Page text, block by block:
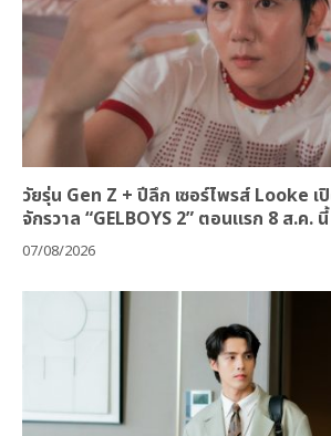
วัยรุ่น Gen Z + ปีลึก เซอร์ไพรส์ Looke เปิ
จักรวาล “GELBOYS 2” ตอนแรก 8 ส.ค. นี้
07/08/2026